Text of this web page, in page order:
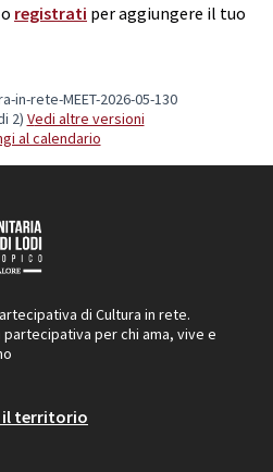
o registrati per aggiungere il tuo
in-rete-MEET-2026-05-130
2) vedi altre versioni
al calendario
di Cultura in rete.
per chi ama, vive e
il territorio